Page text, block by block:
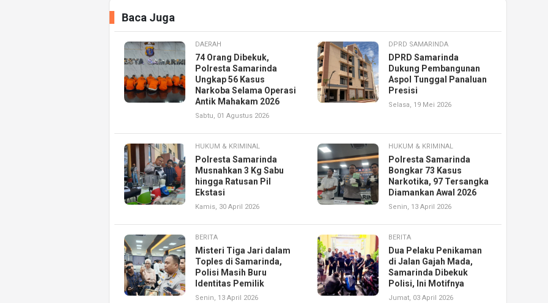
Baca Juga
DAERAH
74 Orang Dibekuk,
Polresta Samarinda
Ungkap 56 Kasus
Narkoba Selama Operasi
Antik Mahakam 2026
Sabtu, 01 Agustus 2026
DPRD SAMARINDA
DPRD Samarinda
Dukung Pembangunan
Aspol Tunggal Panaluan
Presisi
Selasa, 19 Mei 2026
HUKUM & KRIMINAL
Polresta Samarinda
Musnahkan 3 Kg Sabu
hingga Ratusan Pil
Ekstasi
Kamis, 30 April 2026
HUKUM & KRIMINAL
Polresta Samarinda
Bongkar 73 Kasus
Narkotika, 97 Tersangka
Diamankan Awal 2026
Senin, 13 April 2026
BERITA
Misteri Tiga Jari dalam
Toples di Samarinda,
Polisi Masih Buru
Identitas Pemilik
Senin, 13 April 2026
BERITA
Dua Pelaku Penikaman
di Jalan Gajah Mada,
Samarinda Dibekuk
Polisi, Ini Motifnya
Jumat, 03 April 2026